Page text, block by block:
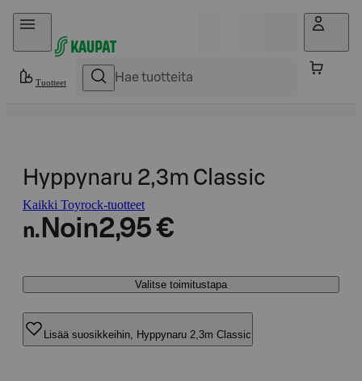
Hyppää sisältöön
Tuotteet
Hyppynaru 2,3m Classic
Kaikki Toyrock-tuotteet
n. Noin2,95 €
Valitse toimitustapa
Lisää suosikkeihin, Hyppynaru 2,3m Classic